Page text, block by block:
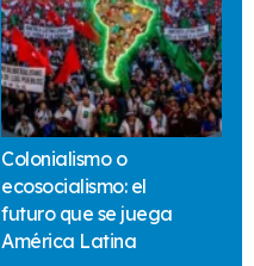
Colonialismo o
ecosocialismo: el
futuro que se juega
América Latina